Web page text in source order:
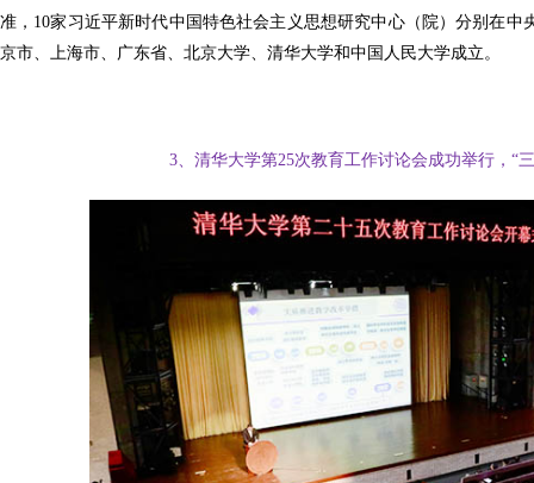
准，10家习近平新时代中国特色社会主义思想研究中心（院）分别在
京市、上海市、广东省、北京大学、清华大学和中国人民大学成立。
3、清华大学第25次教育工作讨论会成功举行，“